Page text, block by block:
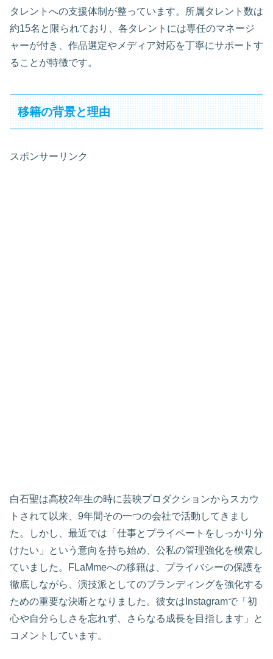
タレントへの支援体制が整っています。所属タレント数は
約15名と限られており、各タレントには専任のマネージ
ャーが付き、作品選定やメディア対応を丁寧にサポートす
ることが特徴です。
移籍の背景と理由
スポンサーリンク
白石聖は高校2年生の時に芸映プロダクションからスカウ
トされて以来、9年間その一つの会社で活動してきまし
た。しかし、最近では「仕事とプライベートをしっかり分
けたい」という意向を持ち始め、公私の管理強化を模索し
ていました。FLaMmeへの移籍は、プライバシーの保護を
徹底しながら、演技派としてのブランディングを強化する
ための重要な決断となりました。彼女はInstagramで「初
心や自分らしさを忘れず、さらなる成長を目指します」と
コメントしています。